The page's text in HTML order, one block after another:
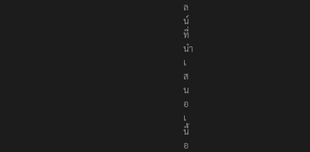
ล
น์
ที่
นำ
เ
ส
น
อ
เ
นื้
อ